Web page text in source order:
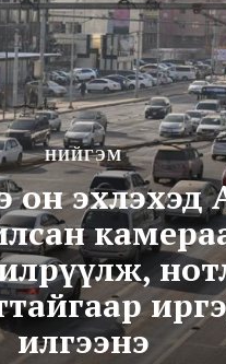
НИЙГЭМ
эхлэхэд
илрүүлж,
илгээнэ